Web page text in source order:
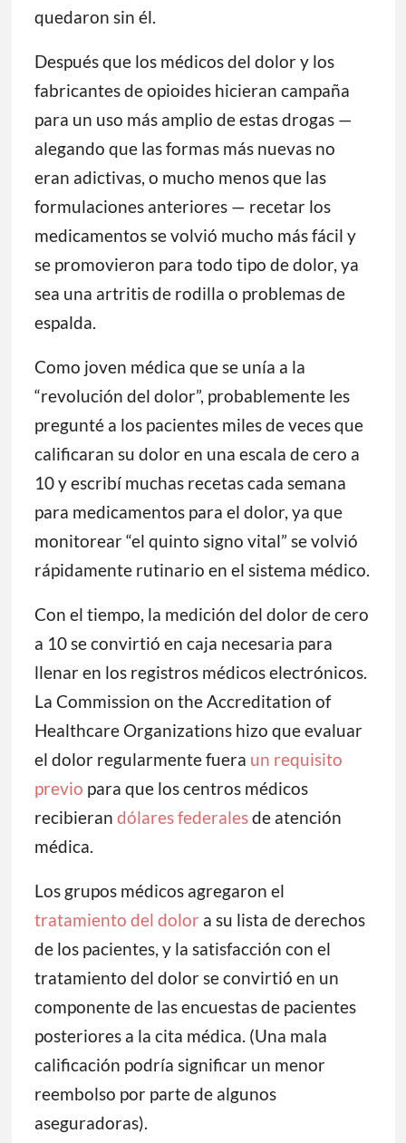
quedaron sin él.
Después que los médicos del dolor y los
fabricantes de opioides hicieran campaña
para un uso más amplio de estas drogas —
alegando que las formas más nuevas no
eran adictivas, o mucho menos que las
formulaciones anteriores — recetar los
medicamentos se volvió mucho más fácil y
se promovieron para todo tipo de dolor, ya
sea una artritis de rodilla o problemas de
espalda.
Como joven médica que se unía a la
“revolución del dolor”, probablemente les
pregunté a los pacientes miles de veces que
calificaran su dolor en una escala de cero a
10 y escribí muchas recetas cada semana
para medicamentos para el dolor, ya que
monitorear “el quinto signo vital” se volvió
rápidamente rutinario en el sistema médico.
Con el tiempo, la medición del dolor de cero
a 10 se convirtió en caja necesaria para
llenar en los registros médicos electrónicos.
La Commission on the Accreditation of
Healthcare Organizations hizo que evaluar
el dolor regularmente fuera un requisito
previo para que los centros médicos
recibieran dólares federalesde atención
médica.
Los grupos médicos agregaron el
tratamiento del dolor a su lista de derechos
de los pacientes, y la satisfacción con el
tratamiento del dolor se convirtió en un
componente de las encuestas de pacientes
posteriores a la cita médica. (Una mala
calificación podría significar un menor
reembolso por parte de algunos
aseguradoras).